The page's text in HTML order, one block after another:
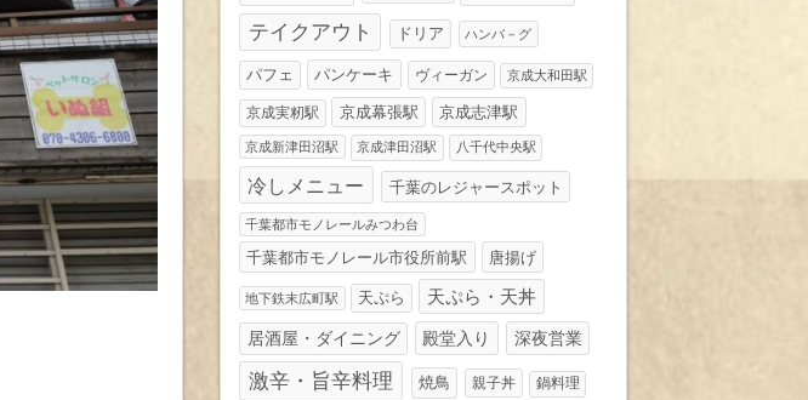
テイクアウト ドリア ハンバ－グ
パフェ パンケーキ ヴィーガン 京成大和田駅
京成実籾駅 京成幕張駅 京成志津駅
京成新津田沼駅 京成津田沼駅 八千代中央駅
冷しメニュー 千葉のレジャースポット
千葉都市モノレールみつわ台
千葉都市モノレール市役所前駅 唐揚げ
地下鉄末広町駅 天ぷら 天ぷら・天丼
居酒屋・ダイニング 殿堂入り 深夜営業
激辛・旨辛料理 焼鳥 親子丼 鍋料理